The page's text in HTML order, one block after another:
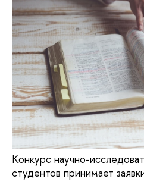
Конкурс научно-
студентов принимает